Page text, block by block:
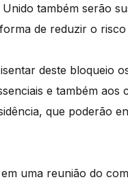
também serão
de reduzir o
deste bloqueio
e também aos
que poderão
uma reunião do